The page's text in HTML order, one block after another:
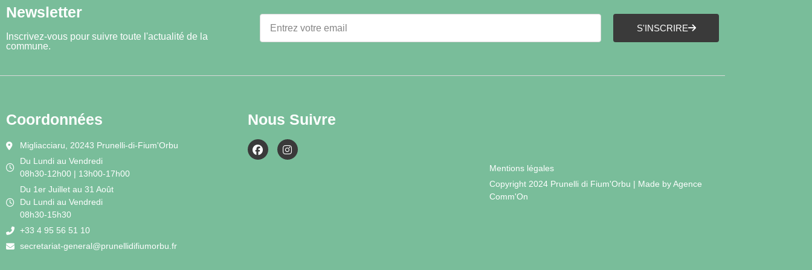
Newsletter
Inscrivez-vous pour suivre toute l'actualité de la
commune.
S'INSCRIRE
Coordonnées
Migliacciaru, 20243 Prunelli-di-Fium'Orbu
Du Lundi au Vendredi
08h30-12h00 | 13h00-17h00
Du 1er Juillet au 31 Août
Du Lundi au Vendredi
08h30-15h30
+33 4 95 56 51 10
secretariat-general@prunellidifiumorbu.fr
Nous Suivre
Mentions légales
Copyright 2024 Prunelli di Fium'Orbu | Made by Agence
Comm'On